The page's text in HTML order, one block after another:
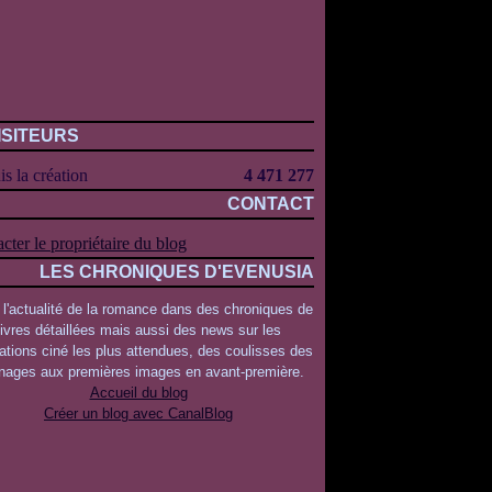
la création
4 471 277
CONTACT
le propriétaire du blog
LES CHRONIQUES D'EVENUSIA
l'actualité de la romance dans des chroniques de
livres détaillées mais aussi des news sur les
ciné les plus attendues, des coulisses des
aux premières images en avant-première.
Accueil du blog
Créer un blog avec CanalBlog